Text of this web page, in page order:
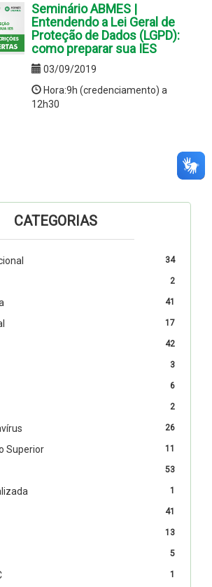
Seminário ABMES |
Entendendo a Lei Geral de
Proteção de Dados (LGPD):
como preparar sua IES
03/09/2019
Hora:9h (credenciamento) a
12h30
CATEGORIAS
34
2
41
17
42
3
6
2
26
11
Superior
53
1
41
13
5
1